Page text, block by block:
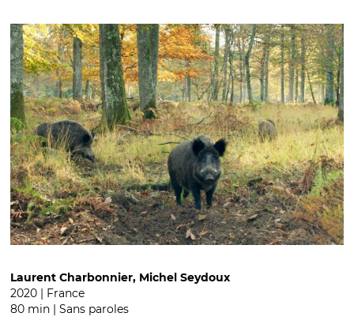
Laurent Charbonnier, Michel Seydoux
2020 | France
80 min | Sans paroles